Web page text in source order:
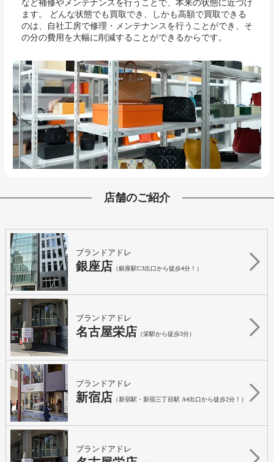
など補修やメンテナンスを行うことで、本来の状態に近づけ
ます。 どんな状態でも買取でき、しかも高額で買取できる
のは、自社工房で修理・メンテナンスを行うことができ、そ
の分の費用を大幅に削減することができるからです。
店舗のご紹介
ブランドアドレ
銀座店 （銀座駅C3出口から徒歩4分！）
ブランドアドレ
名古屋栄店 （栄駅から徒歩3分）
ブランドアドレ
新宿店 （新宿駅・新宿三丁目駅 A4出口から徒歩2分！）
ブランドアドレ